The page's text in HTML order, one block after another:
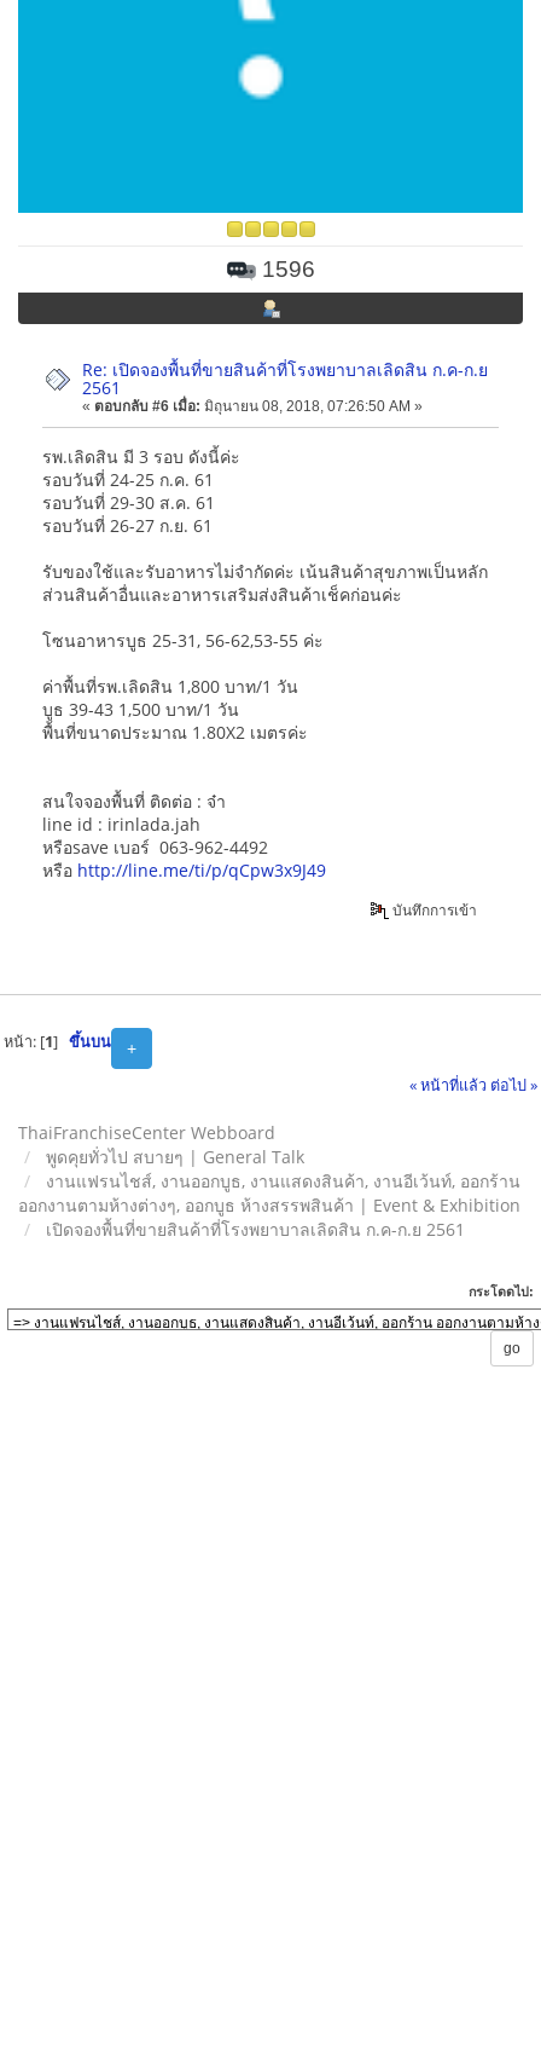
1596
Re: เปิดจองพื้นที่ขายสินค้าที่โรงพยาบาลเลิดสิน ก.ค-ก.ย
2561
« ตอบกลับ #6 เมื่อ: มิถุนายน 08, 2018, 07:26:50 AM »
รพ.เลิดสิน มี 3 รอบ ดังนี้ค่ะ
รอบวันที่ 24-25 ก.ค. 61
รอบวันที่ 29-30 ส.ค. 61
รอบวันที่ 26-27 ก.ย. 61
รับของใช้และรับอาหารไม่จำกัดค่ะ เน้นสินค้าสุขภาพเป็นหลัก
ส่วนสินค้าอื่นและอาหารเสริมส่งสินค้าเช็คก่อนค่ะ
โซนอาหารบูธ 25-31, 56-62,53-55 ค่ะ
ค่าพื้นที่รพ.เลิดสิน 1,800 บาท/1 วัน
บูธ 39-43 1,500 บาท/1 วัน
พื้นที่ขนาดประมาณ 1.80X2 เมตรค่ะ
สนใจจองพื้นที่ ติดต่อ : จ๋า
line id : irinlada.jah
หรือsave เบอร์ 063-962-4492
หรือ http://line.me/ti/p/qCpw3x9J49
บันทึกการเข้า
+
หน้า: [1] ขึ้นบน
« หน้าที่แล้ว ต่อไป »
ThaiFranchiseCenter Webboard
พูดคุยทั่วไป สบายๆ | General Talk
งานแฟรนไชส์, งานออกบูธ, งานแสดงสินค้า, งานอีเว้นท์, ออกร้าน
ออกงานตามห้างต่างๆ, ออกบูธ ห้างสรรพสินค้า | Event & Exhibition
เปิดจองพื้นที่ขายสินค้าที่โรงพยาบาลเลิดสิน ก.ค-ก.ย 2561
กระโดดไป: